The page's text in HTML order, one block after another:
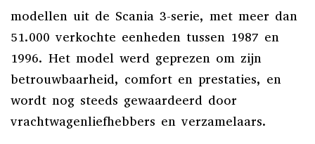
modellen uit de Scania 3-serie, met meer dan
51.000 verkochte eenheden tussen 1987 en
1996. Het model werd geprezen om zijn
betrouwbaarheid, comfort en prestaties, en
wordt nog steeds gewaardeerd door
vrachtwagenliefhebbers en verzamelaars.